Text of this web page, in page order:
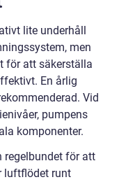
lite underhåll
men
för att säkerställa
En årlig
Vid
pumpens
komponenter.
regelbundet för att
luftflödet runt